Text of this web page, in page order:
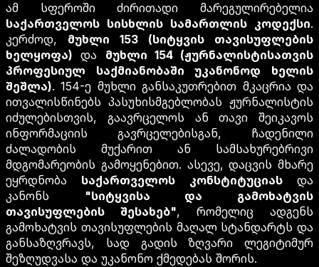
ამ სფეროში ძირითადი მარეგულირებელია
საქართველოს სისხლის სამართლის კოდექსი.
კერძოდ, მუხლი 153 (სიტყვის თავისუფლების
ხელყოფა) და მუხლი 154 (ჟურნალისტისათვის
პროფესიულ საქმიანობაში უკანონოდ ხელის
შეშლა). 154-ე მუხლი განსაკუთრებით მკაცრია და
ითვალისწინებს პასუხისმგებლობას ჟურნალისტის
იძულებისთვის, გაავრცელოს ან თავი შეიკავოს
ინფორმაციის გავრცელებისგან, ჩადენილი
ძალადობის მუქარით ან სამსახურებრივი
მდგომარეობის გამოყენებით. ასევე, დაცვის მხარე
ეყრდნობა საქართველოს კონსტიტუციასდა
კანონს
"სიტყვისა და გამოხატვის
თავისუფლების შესახებ", რომელიც ადგენს
გამოხატვის თავისუფლების მაღალ სტანდარტს და
განსაზღვრავს, სად გადის ზღვარი ლეგიტიმურ
შეზღუდვასა და უკანონო ქმედებას შორის.